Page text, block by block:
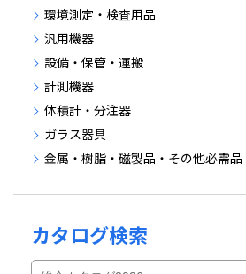
環境測定・検査用品
汎用機器
設備・保管・運搬
計測機器
体積計・分注器
ガラス器具
金属・樹脂・磁製品・その他必需品
カタログ検索